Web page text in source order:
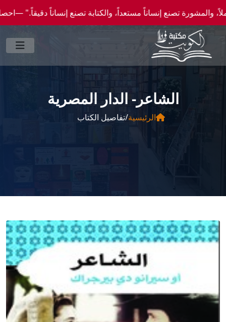
تصنع إنساناً مستعداً، والكتابة تصنع إنساناً دقيقاً." —احصل علي عروض وخصومات خاصة
الشاعر- الدار المصرية
الرئيسية/تفاصيل الكتاب